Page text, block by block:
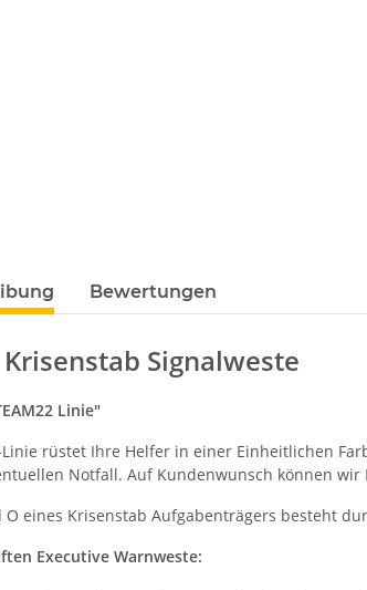
Bewertungen
Krisenstab Signalweste
Linie"
Linie rüstet Ihre Helfer in einer Einheitlichen
Notfall. Auf Kundenwunsch können
O eines Krisenstab Aufgabenträgers besteht
Executive Warnweste: